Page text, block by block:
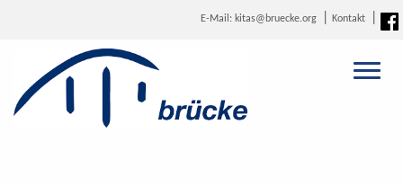
E-Mail: kitas@bruecke.org Kontakt